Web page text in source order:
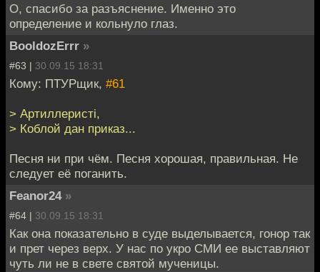
О, спасибо за разъяснение. Именно это
определение и кольнуло глаз.
BooldozErrr »
#63 | 30.09.15 18:31
Кому: ПТУРщик, #61
> Артиллеристi,
> Коблой дан приказ...
Песня ни при чём. Песня хорошая, правильная. Не
следует её поганить.
Feanor24 »
#64 | 30.09.15 18:31
Как она показательно в суде выделывается, гонор так
и прет через верх. У нас по укро СМИ ее выставляют
чуть ли не в свете святой мученицы.